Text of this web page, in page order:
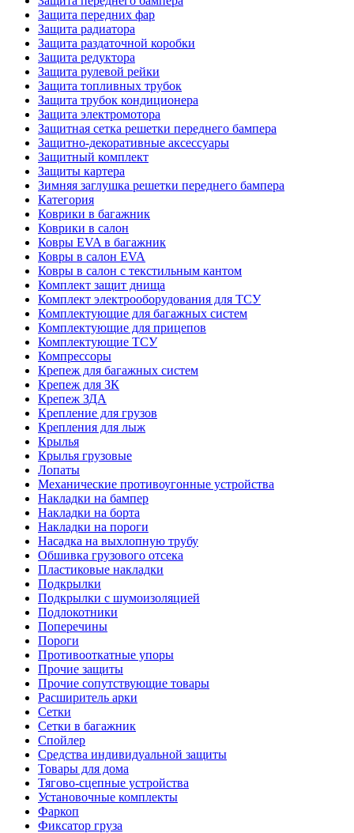
Защита передних фар
Защита радиатора
Защита раздаточной коробки
Защита редуктора
Защита рулевой рейки
Защита топливных трубок
Защита трубок кондиционера
Защита электромотора
Защитная сетка решетки переднего бампера
Защитно-декоративные аксессуары
Защитный комплект
Защиты картера
Зимняя заглушка решетки переднего бампера
Категория
Коврики в багажник
Коврики в салон
Ковры EVA в багажник
Ковры в салон EVA
Ковры в салон с текстильным кантом
Комплект защит днища
Комплект электрооборудования для ТСУ
Комплектующие для багажных систем
Комплектующие для прицепов
Комплектующие ТСУ
Компрессоры
Крепеж для багажных систем
Крепеж для ЗК
Крепеж ЗДА
Крепление для грузов
Крепления для лыж
Крылья
Крылья грузовые
Лопаты
Механические противоугонные устройства
Накладки на бампер
Накладки на борта
Накладки на пороги
Насадка на выхлопную трубу
Обшивка грузового отсека
Пластиковые накладки
Подкрылки
Подкрылки с шумоизоляцией
Подлокотники
Поперечины
Пороги
Противооткатные упоры
Прочие защиты
Прочие сопутствующие товары
Расширитель арки
Сетки
Сетки в багажник
Спойлер
Средства индивидуальной защиты
Товары для дома
Тягово-сцепные устройства
Установочные комплекты
Фаркоп
Фиксатор груза